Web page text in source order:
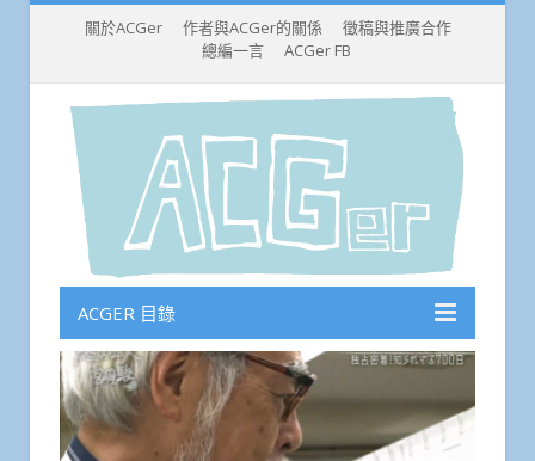
關於ACGer 作者與ACGer的關係
徵稿與推廣合作
總編一言
ACGer FB
ACGER 目錄